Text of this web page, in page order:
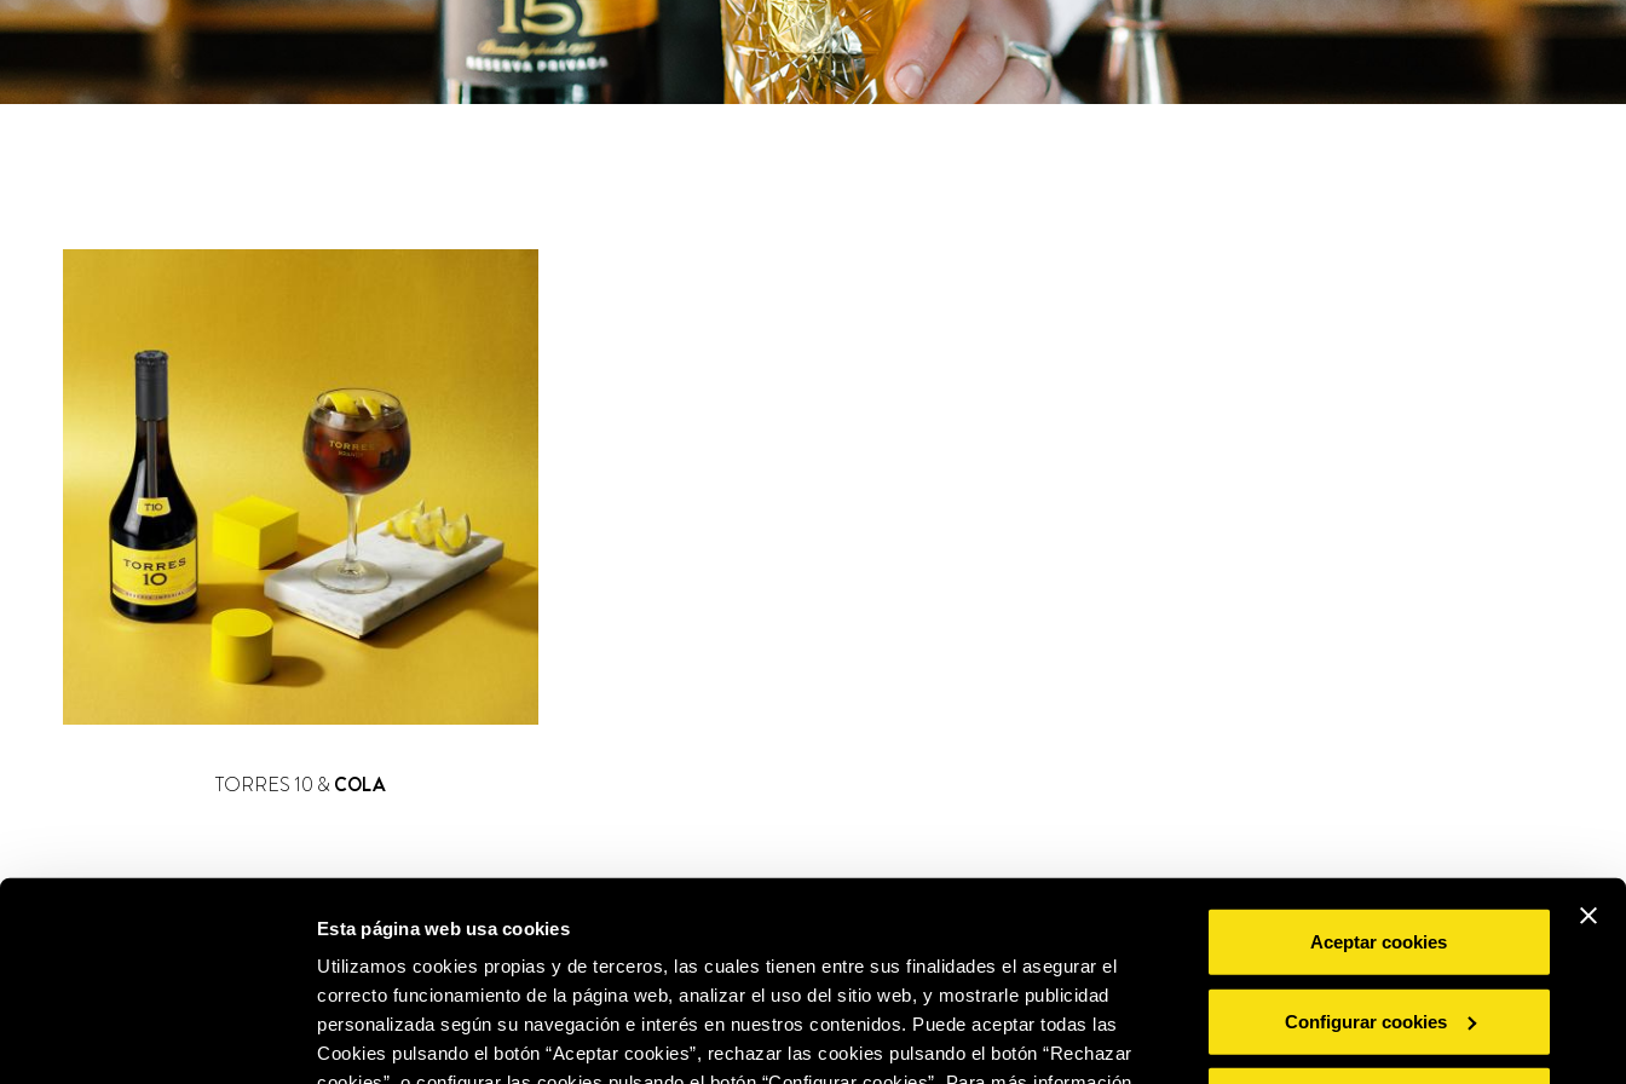
Esta página web usa cookies
Utilizamos cookies propias y de terceros, las cuales tienen entre sus finalidades el asegurar el
correcto funcionamiento de la página web, analizar el uso del sitio web, y mostrarle publicidad
personalizada según su navegación e interés en nuestros contenidos. Puede aceptar todas las
Cookies pulsando el botón “Aceptar cookies”, rechazar las cookies pulsando el botón “Rechazar
Aceptar cookies
Configurar cookies
TORRES 10 &COLA
BEBE CON MODERACIÓN